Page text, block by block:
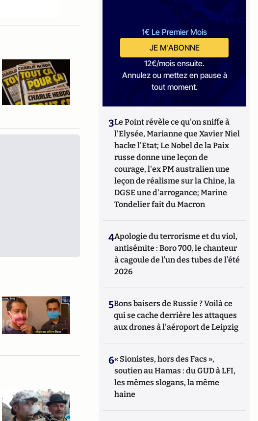
1€ Le Premier Mois
JE M'ABONNE
12€/mois ensuite.
Annulez ou mettez en pause à
tout moment.
3Le Point révèle ce qu'on sniffe à
l'Elysée, Marianne que Xavier Niel
hacke l'Etat; Le Nobel de la Paix
russe donne une leçon de
courage, l'ex PM australien une
leçon de réalisme sur la Chine, la
DGSE une d'arrogance; Marine
Tondelier fait du Macron
4Apologie du terrorisme et du viol,
antisémite : Boro 700, le chanteur
à cagoule de l’un des tubes de l’été
2026
5Bons baisers de Russie ? Voilà ce
qui se cache derrière les attaques
aux drones à l'aéroport de Leipzig
6« Sionistes, hors des Facs »,
soutien au Hamas : du GUD à LFI,
les mêmes slogans, la même
haine